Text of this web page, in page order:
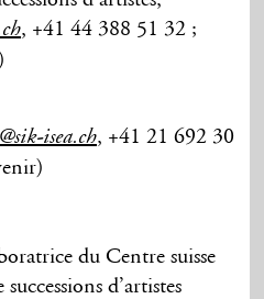
, +41 44 388 51 32 ;
isea.ch, +41 21 692 30
du Centre suisse
d’artistes